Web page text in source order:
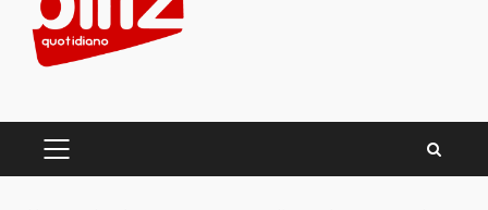
PRIMARY